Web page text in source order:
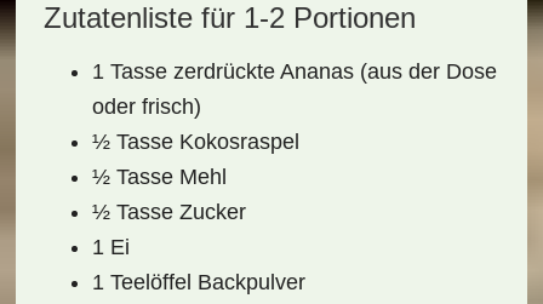
Zutatenliste für 1-2 Portionen
1 Tasse zerdrückte Ananas (aus der Dose
oder frisch)
½ Tasse Kokosraspel
½ Tasse Mehl
½ Tasse Zucker
1 Ei
1 Teelöffel Backpulver